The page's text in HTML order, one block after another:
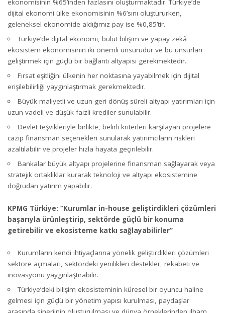
ekonomisinin %65’inden fazlasını oluşturmaktadır. Türkiye’de
dijital ekonomi ülke ekonomisinin %6’sını oluştururken,
geleneksel ekonomide aldığımız pay ise %0,85’tir.
Türkiye’de dijital ekonomi, bulut bilişim ve yapay zekâ
ekosistem ekonomisinin iki önemli unsurudur ve bu unsurları
geliştirmek için güçlü bir bağlantı altyapısı gerekmektedir.
Fırsat eşitliğini ülkenin her noktasına yayabilmek için dijital
erişilebilirliği yaygınlaştırmak gerekmektedir.
Büyük maliyetli ve uzun geri dönüş süreli altyapı yatırımları için
uzun vadeli ve düşük faizli krediler sunulabilir.
Devlet teşvikleriyle birlikte, belirli kriterleri karşılayan projelere
cazip finansman seçenekleri sunularak yatırımcıların riskleri
azaltılabilir ve projeler hızla hayata geçirilebilir.
Bankalar büyük altyapı projelerine finansman sağlayarak veya
stratejik ortaklıklar kurarak teknoloji ve altyapı ekosistemine
doğrudan yatırım yapabilir.
KPMG Türkiye: “Kurumlar in-house geliştirdikleri çözümleri
başarıyla ürünleştirip, sektörde güçlü bir konuma
getirebilir ve ekosisteme katkı sağlayabilirler”
Kurumların kendi ihtiyaçlarına yönelik geliştirdikleri çözümleri
sektöre açmaları, sektördeki yenilikleri destekler, rekabeti ve
inovasyonu yaygınlaştırabilir.
Türkiye’deki bilişim ekosisteminin küresel bir oyuncu haline
gelmesi için güçlü bir yönetim yapısı kurulması, paydaşlar